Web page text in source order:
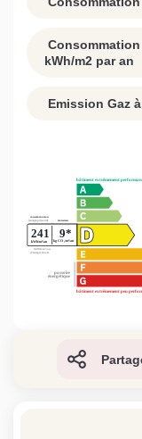
kWh/m2 par an
Emission Gaz